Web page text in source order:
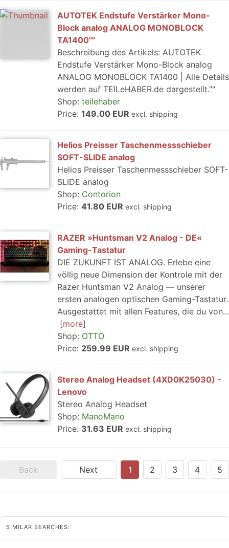
AUTOTEK Endstufe Verstärker Mono-
Block analog ANALOG MONOBLOCK
TA1400""
Beschreibung des Artikels: AUTOTEK
Endstufe Verstärker Mono-Block analog
ANALOG MONOBLOCK TA1400 | Alle Details
werden auf TEILeHABER.de dargestellt.""
Shop: teilehaber
Price: 149.00 EUR excl. shipping
Helios Preisser Taschenmessschieber
SOFT-SLIDE analog
Helios Preisser Taschenmessschieber SOFT-
SLIDE analog
Shop: Contorion
Price: 41.80 EUR excl. shipping
RAZER »Huntsman V2 Analog - DE«
Gaming-Tastatur
DIE ZUKUNFT IST ANALOG. Erlebe eine
völlig neue Dimension der Kontrole mit der
Razer Huntsman V2 Analog — unserer
ersten analogen optischen Gaming-Tastatur.
Ausgestattet mit allen Features, die du von...
more
Shop: OTTO
Price: 259.99 EUR excl. shipping
Stereo Analog Headset (4XD0K25030) -
Lenovo
Stereo Analog Headset
Shop: ManoMano
Price: 31.63 EUR excl. shipping
Back Next 1 2 3 4 5
SIMILAR SEARCHES: